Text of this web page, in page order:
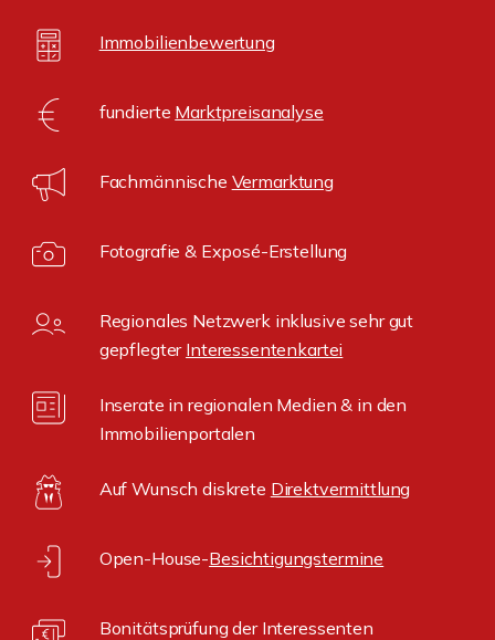
Immobilienbewertung
fundierte Marktpreisanalyse
Fachmännische Vermarktung
Fotografie & Exposé-Erstellung
Regionales Netzwerk inklusive sehr gut
gepflegter Interessentenkartei
Inserate in regionalen Medien & in den
Immobilienportalen
Auf Wunsch diskrete Direktvermittlung
Open-House-Besichtigungstermine
Bonitätsprüfung der Interessenten